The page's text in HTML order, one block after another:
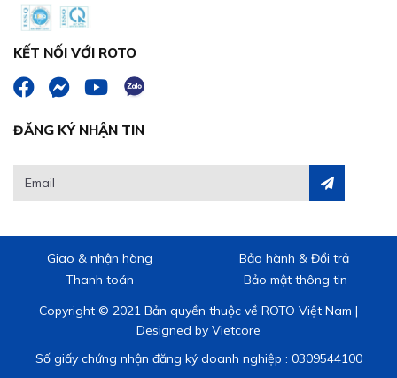
KẾT NỐI VỚI ROTO
ĐĂNG KÝ NHẬN TIN
Giao & nhận hàng
Bảo hành & Đổi trả
Thanh toán
Bảo mật thông tin
Copyright © 2021 Bản quyền thuộc về ROTO Việt Nam |
Designed by Vietcore
Số giấy chứng nhận đăng ký doanh nghiệp : 0309544100